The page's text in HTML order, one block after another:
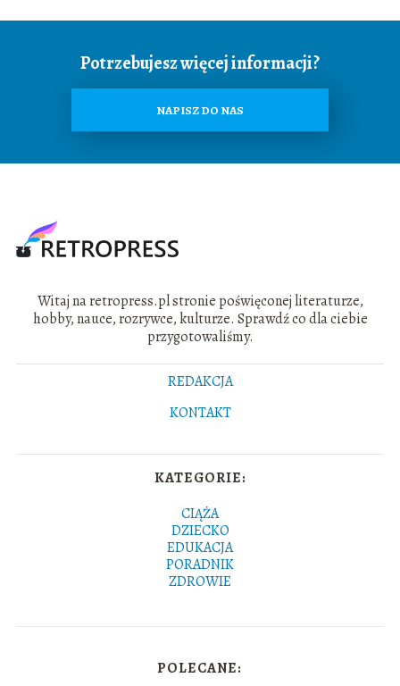
Potrzebujesz więcej informacji?
NAPISZ DO NAS
Witaj na retropress.pl stronie poświęconej literaturze,
hobby, nauce, rozrywce, kulturze. Sprawdź co dla ciebie
przygotowaliśmy.
REDAKCJA
KONTAKT
KATEGORIE:
CIĄŻA
DZIECKO
EDUKACJA
PORADNIK
ZDROWIE
POLECANE: